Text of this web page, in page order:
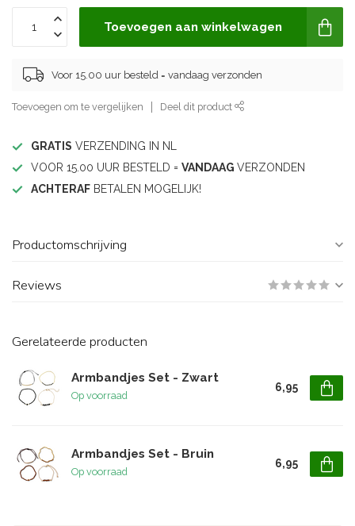
Toevoegen aan winkelwagen
Voor 15.00 uur besteld = vandaag verzonden
Toevoegen om te vergelijken Deel dit product
GRATIS VERZENDING IN NL
VOOR 15.00 UUR BESTELD = VANDAAG VERZONDEN
ACHTERAF BETALEN MOGELIJK!
Productomschrijving
Reviews
Gerelateerde producten
Armbandjes Set - Zwart
Op voorraad
6,95
Armbandjes Set - Bruin
Op voorraad
6,95